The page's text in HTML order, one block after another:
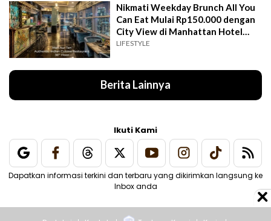
Nikmati Weekday Brunch All You
Can Eat Mulai Rp150.000 dengan
City View di Manhattan Hotel
Jakarta
LIFESTYLE
Berita Lainnya
Ikuti Kami
Dapatkan informasi terkini dan terbaru yang dikirimkan langsung ke
Inbox anda